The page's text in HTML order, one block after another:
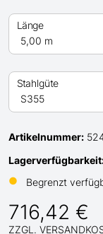
Länge
Stahlgüte
Artikelnummer:
●
Begrenzt
716,42 €
ZZGL.